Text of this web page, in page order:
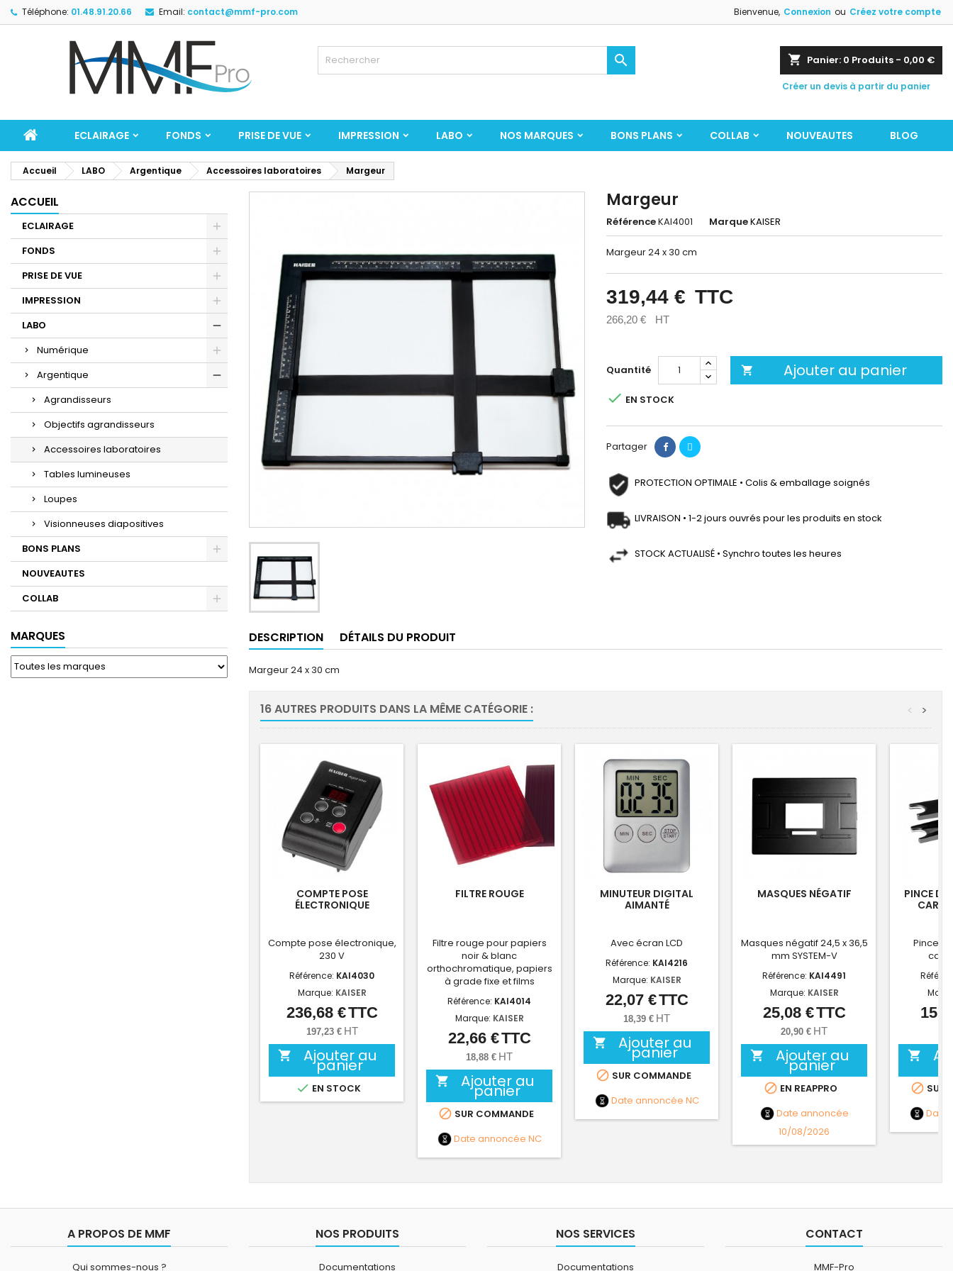
Téléphone: 01.48.91.20.66 Email: contact@mmf-pro.com Bienvenue, Connexion ou Créez votre compte
shopping_cart Panier: 0 Produits - 0,00 €
Créer un devis à partir du panier

ECLAIRAGE FONDS PRISE DE VUE IMPRESSION LABO NOS MARQUES BONS PLANS COLLAB NOUVEAUTES BLOG
Accueil LABO Argentique Accessoires laboratoires Margeur
ACCUEIL
ECLAIRAGE
FONDS
PRISE DE VUE
IMPRESSION
LABO
Numérique
Argentique
Agrandisseurs
Objectifs agrandisseurs
Accessoires laboratoires
Tables lumineuses
Loupes
Visionneuses diapositives
BONS PLANS
NOUVEAUTES
COLLAB
MARQUES
Margeur
RéférenceKAI4001 MarqueKAISER
Margeur 24 x 30 cm
319,44 € TTC
266,20 € HT
Quantité  Ajouter au panier
 EN STOCK
Partager
PROTECTION OPTIMALE • Colis & emballage soignés
LIVRAISON • 1-2 jours ouvrés pour les produits en stock
STOCK ACTUALISÉ • Synchro toutes les heures
DESCRIPTION DÉTAILS DU PRODUIT
Margeur 24 x 30 cm
16 AUTRES PRODUITS DANS LA MÊME CATÉGORIE : >
<
COMPTE POSE
ÉLECTRONIQUE
Compte pose électronique,
230 V
Référence: KAI4030
Marque: KAISER
Prix
236,68 €TTC
197,23 € HT
 Ajouter au
panier
 EN STOCK
FILTRE ROUGE
Filtre rouge pour papiers
noir & blanc
orthochromatique, papiers
à grade fixe et films
Référence: KAI4014
Marque: KAISER
Prix
22,66 €TTC
18,88 € HT
 Ajouter au
panier
 SUR COMMANDE
Date annoncée NC
MINUTEUR DIGITAL
AIMANTÉ
Avec écran LCD
Référence: KAI4216
Marque: KAISER
Prix
22,07 €TTC
18,39 € HT
 Ajouter au
panier
 SUR COMMANDE
Date annoncée NC
MASQUES NÉGATIF
Masques négatif 24,5 x 36,5
mm SYSTEM-V
Référence: KAI4491
Marque: KAISER
Prix
25,08 €TTC
20,90 € HT
 Ajouter au
panier
 EN REAPPRO
Date annoncée
10/08/2026
PINCE
Pince

 SUR
Date
A PROPOS DE MMF
Qui sommes-nous ?
NOS PRODUITS
Documentations
NOS SERVICES
Documentations
CONTACT
MMF-Pro